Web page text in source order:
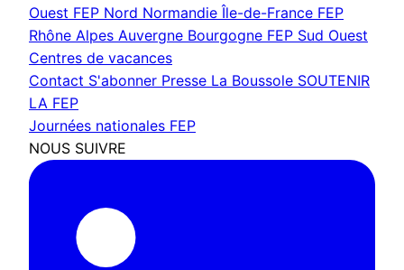
Ouest FEP Nord Normandie Île-de-France FEP
Rhône Alpes Auvergne Bourgogne FEP Sud Ouest
Centres de vacances
Contact S'abonner Presse La Boussole SOUTENIR
LA FEP
Journées nationales FEP
NOUS SUIVRE